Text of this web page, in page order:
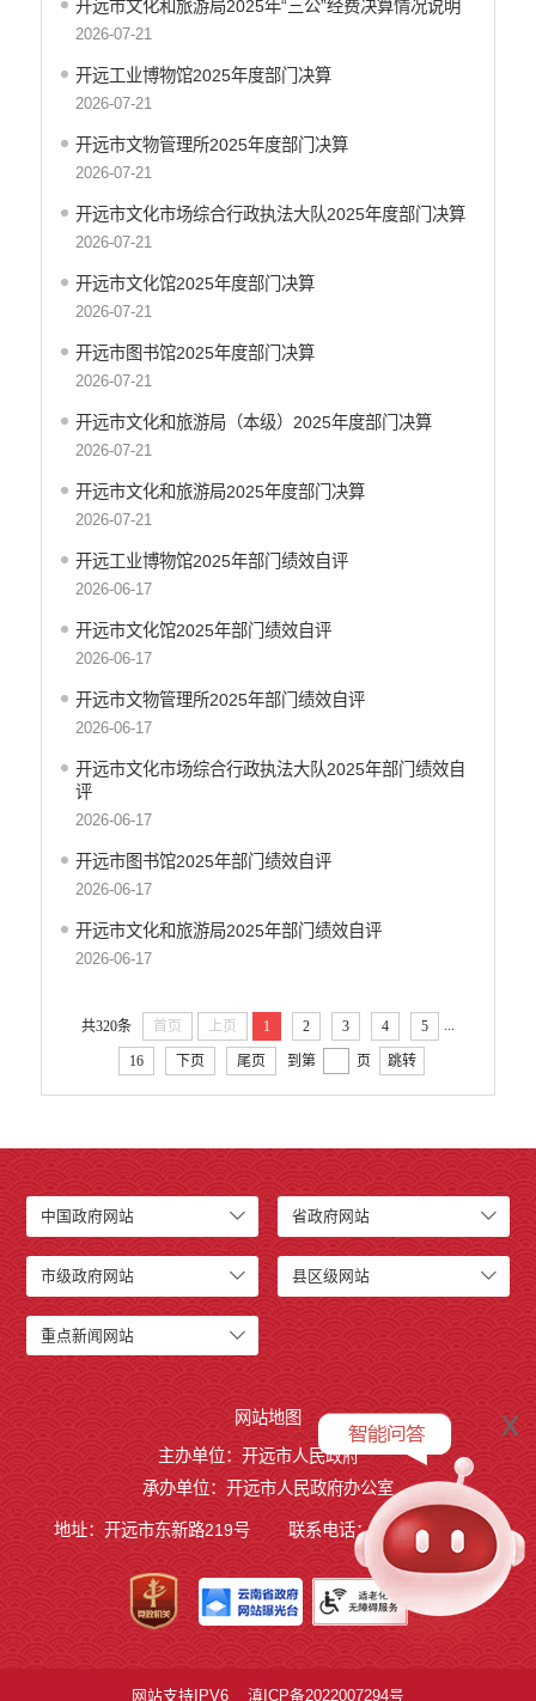
开远市公安局交通管理大队
开远市司法局
开远市人力资源和社会保障局
开远市自然资源局
开远市住房和城乡建设局
开远市交通运输局
开远市农业农村局
开远市林业和草原局
开远市市场监督管理局
开远市应急管理局
开远市人民政府国有资产监督管理局
开远市统计局
开远市信访局
开远市政务服务管理局
开远市检验检测所
开远市机关事务管理局
云南开远产业园区管理委员会
开远市妇女联合会
中国共产主义青年团开远市委员会
开远市科学技术协会
开远市文学艺术工作者联合会
开远市残疾人联合会
云南省开远市工商业联合会
开远市灵泉街道办事处
开远市小龙潭镇人民政府
开远市中和营镇人民政府
开远市羊街乡人民政府
开远市大庄回族乡人民政府
开远市碑格乡人民政府
中国民主同盟开远市委员会
中国农工民主党开远市委员会
中国民主建国会云南省开远市总支部委员会
开远市退役军人事务局
开远市医疗保障局
开远市综合行政执法局
开远市融媒体中心
开远市国家现代农业产业园管理委员会
开远市城市政府专职消防队
行政事业性收费
开远市文化和旅游局2025年“三公”经费决算情况说明
2026-07-21
开远工业博物馆2025年度部门决算
2026-07-21
开远市文物管理所2025年度部门决算
2026-07-21
开远市文化市场综合行政执法大队2025年度部门决算
2026-07-21
开远市文化馆2025年度部门决算
2026-07-21
开远市图书馆2025年度部门决算
2026-07-21
开远市文化和旅游局（本级）2025年度部门决算
2026-07-21
开远市文化和旅游局2025年度部门决算
2026-07-21
开远工业博物馆2025年部门绩效自评
2026-06-17
开远市文化馆2025年部门绩效自评
2026-06-17
开远市文物管理所2025年部门绩效自评
2026-06-17
开远市文化市场综合行政执法大队2025年部门绩效自
评
2026-06-17
开远市图书馆2025年部门绩效自评
2026-06-17
开远市文化和旅游局2025年部门绩效自评
2026-06-17
共320条 首页 上页 1 2 3 4 5 ...
16 下页 尾页 到第 页 跳转
中国政府网站 省政府网站
市级政府网站 县区级网站
重点新闻网站
网站地图
主办单位：开远市人民政府
承办单位：开远市人民政府办公室
地址：开远市东新路219号 联系电话：0873-7236877
网站支持IPV6 滇ICP备2022007294号
x